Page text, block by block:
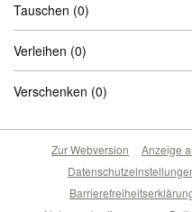
Tauschen (0)
Verleihen (0)
Verschenken (0)
Zur Webversion Anzeige